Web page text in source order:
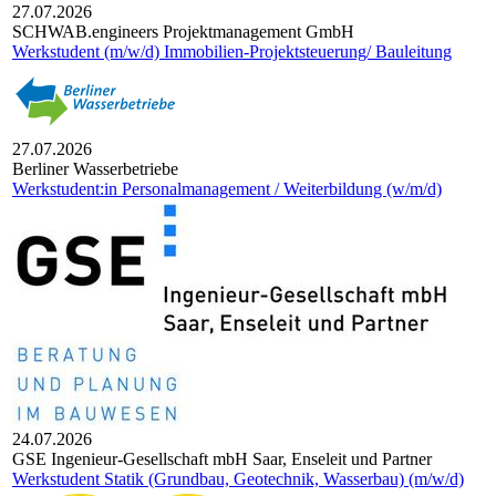
27.07.2026
SCHWAB.engineers Projektmanagement GmbH
Werkstudent (m/w/d) Immobilien-Projektsteuerung/ Bauleitung
27.07.2026
Berliner Wasserbetriebe
Werkstudent:in Personalmanagement / Weiterbildung (w/m/d)
24.07.2026
GSE Inge­nieur-Gesell­schaft mbH Saar, Ense­leit und Part­ner
Werkstudent Statik (Grundbau, Geotechnik, Wasserbau) (m/w/d)